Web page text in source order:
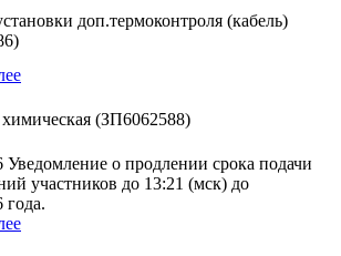
доп.термоконтроля (кабель)
(ЗП6062588)
Уведомление о продлении срока подачи
участников до 13:21 (мск) до
года.